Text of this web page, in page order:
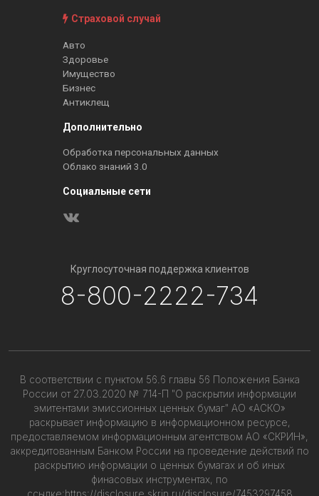
Страховой случай
Авто
Здоровье
Имущество
Бизнес
Антиклещ
Дополнительно
Обработка персональных данных
Облако знаний 3.0
Социальные сети
Круглосуточная поддержка клиентов
8-800-2222-734
В соответствии с пунктом 56.6 главы 56 Положения Банка
России от 27.03.2020 № 714-П "О раскрытии информации
эмитентами эмиссионных ценных бумаг" АО «АСКО»
раскрывает информацию в информационном ресурсе,
предоставляемом информационным агентством АО «СКРИН»,
аккредитованным Банком России на проведение действий по
раскрытию информации о ценных бумагах и об иных
финасовых инструментах, по